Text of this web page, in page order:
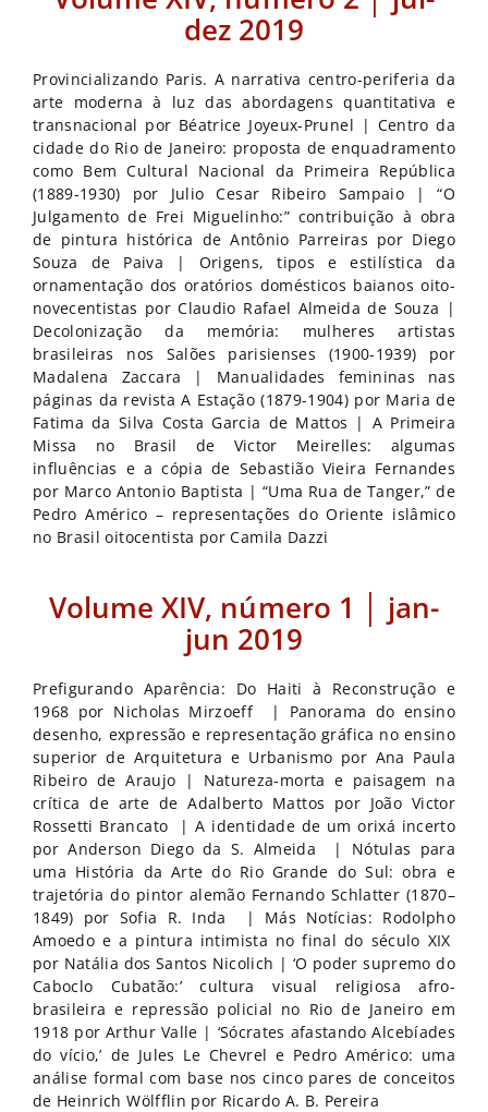
dez 2019
Provincializando Paris. A narrativa centro-periferia da
arte moderna à luz das abordagens quantitativa e
transnacional por Béatrice Joyeux-Prunel | Centro da
cidade do Rio de Janeiro: proposta de enquadramento
como Bem Cultural Nacional da Primeira República
(1889-1930) por Julio Cesar Ribeiro Sampaio | “O
Julgamento de Frei Miguelinho:” contribuição à obra
de pintura histórica de Antônio Parreiras por Diego
Souza de Paiva | Origens, tipos e estilística da
ornamentação dos oratórios domésticos baianos oito-
novecentistas por Claudio Rafael Almeida de Souza |
Decolonização da memória: mulheres artistas
brasileiras nos Salões parisienses (1900-1939) por
Madalena Zaccara | Manualidades femininas nas
páginas da revista A Estação (1879-1904) por Maria de
Fatima da Silva Costa Garcia de Mattos | A Primeira
Missa no Brasil de Victor Meirelles: algumas
influências e a cópia de Sebastião Vieira Fernandes
por Marco Antonio Baptista | “Uma Rua de Tanger,” de
Pedro Américo – representações do Oriente islâmico
no Brasil oitocentista por Camila Dazzi
Volume XIV, número 1 │ jan-
jun 2019
Prefigurando Aparência: Do Haiti à Reconstrução e
1968 por Nicholas Mirzoeff | Panorama do ensino
desenho, expressão e representação gráfica no ensino
superior de Arquitetura e Urbanismo por Ana Paula
Ribeiro de Araujo | Natureza-morta e paisagem na
crítica de arte de Adalberto Mattos por João Victor
Rossetti Brancato | A identidade de um orixá incerto
por Anderson Diego da S. Almeida | Nótulas para
uma História da Arte do Rio Grande do Sul: obra e
trajetória do pintor alemão Fernando Schlatter (1870–
1849) por Sofia R. Inda | Más Notícias: Rodolpho
Amoedo e a pintura intimista no final do século XIX
por Natália dos Santos Nicolich | ‘O poder supremo do
Caboclo Cubatão:’ cultura visual religiosa afro-
brasileira e repressão policial no Rio de Janeiro em
1918 por Arthur Valle | ‘Sócrates afastando Alcebíades
do vício,’ de Jules Le Chevrel e Pedro Américo: uma
análise formal com base nos cinco pares de conceitos
de Heinrich Wölfflin por Ricardo A. B. Pereira